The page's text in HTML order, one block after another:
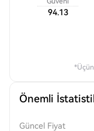
94.13
Önemli
Güncel Fiyat